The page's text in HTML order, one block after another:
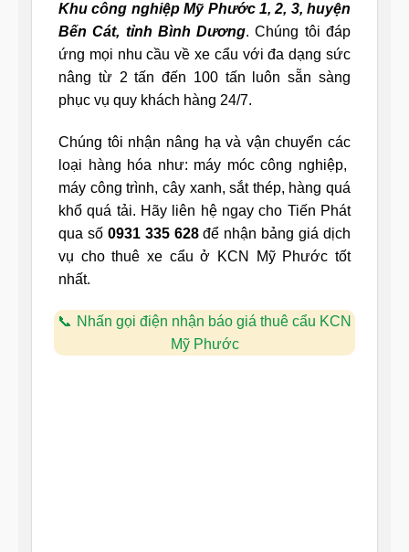
Khu công nghiệp Mỹ Phước 1, 2, 3, huyện
Bến Cát, tỉnh Bình Dương. Chúng tôi đáp
ứng mọi nhu cầu về xe cẩu với đa dạng sức
nâng từ 2 tấn đến 100 tấn luôn sẵn sàng
phục vụ quy khách hàng 24/7.
Chúng tôi nhận nâng hạ và vận chuyển các
loại hàng hóa như: máy móc công nghiệp,
máy công trình, cây xanh, sắt thép, hàng quá
khổ quá tải. Hãy liên hệ ngay cho Tiến Phát
qua số 0931 335 628để nhận bảng giá dịch
vụ cho thuê xe cẩu ở KCN Mỹ Phước tốt
nhất.
Nhấn gọi điện nhận báo giá thuê cẩu KCN
Mỹ Phước